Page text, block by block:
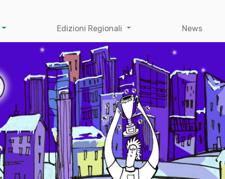
Edizioni Regionali News